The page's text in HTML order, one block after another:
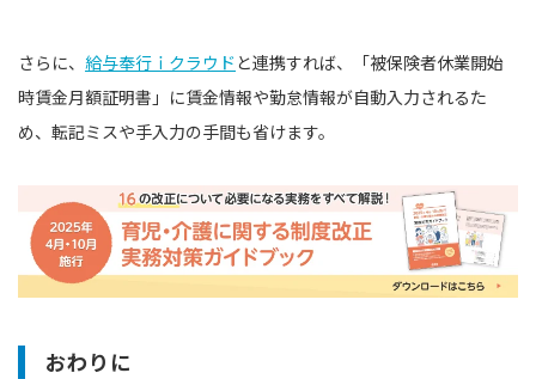
さらに、 給与奉行ｉクラウドと連携すれば、「被保険者休業開始
時賃金月額証明書」に賃金情報や勤怠情報が自動入力されるた
め、転記ミスや手入力の手間も省けます。
おわりに